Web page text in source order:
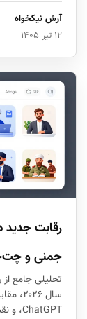
آرش نیکخواه
۱۲ تیر ۱۴۰۵
رقابت
جمنی و
تحلیلی جامع
سال
ChatGPT، و نقش GapGPT ...